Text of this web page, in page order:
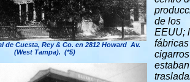
de Cuesta, Rey & Co. en 2812 Howard Av.
(West Tampa). (*5)
de los
EEUU;
estaban